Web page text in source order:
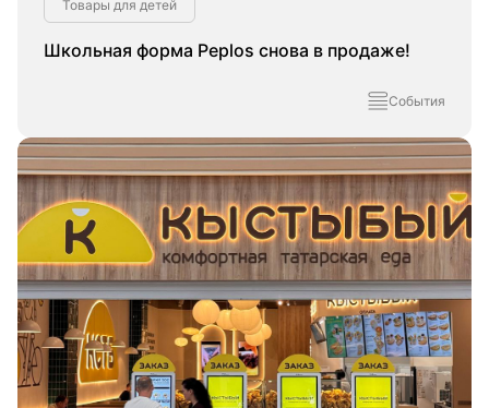
Товары для детей
Школьная форма Peplos снова в продаже!
События